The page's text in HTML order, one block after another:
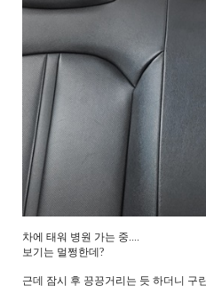
차에 태워 병원 가는 중....
보기는 멀쩡한데?
근데 잠시 후 끙끙거리는 듯 하더니 구